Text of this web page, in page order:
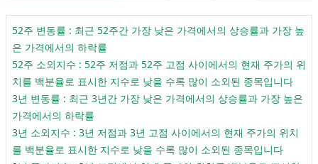
52주 변동률 : 최근 52주간 가장 낮은 가격에서의 상승률과 가장 높
은 가격에서의 하락률
52주 소외지수 : 52주 저점과 52주 고점 사이에서의 현재 주가의 위
치를 백분율로 표시한 지수로 낮을 수록 많이 소외된 종목입니다
3년 변동률 : 최근 3년간 가장 낮은 가격에서의 상승률과 가장 높은
가격에서의 하락률
3년 소외지수 : 3년 저점과 3년 고점 사이에서의 현재 주가의 위치
를 백분율로 표시한 지수로 낮을 수록 많이 소외된 종목입니다